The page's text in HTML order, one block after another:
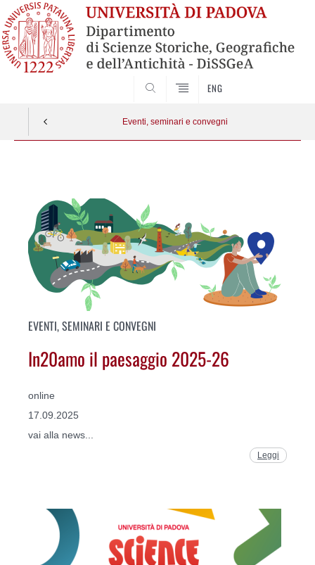
ENG
Eventi, seminari e convegni
EVENTI, SEMINARI E CONVEGNI
In20amo il paesaggio 2025-26
online
17.09.2025
vai alla news...
Leggi